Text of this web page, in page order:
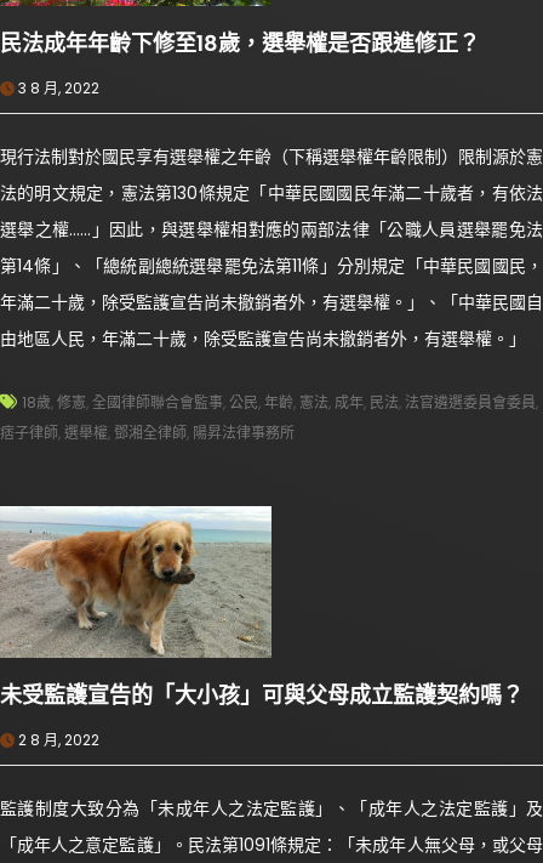
民法成年年齡下修至18歲，選舉權是否跟進修正？
3 8 月, 2022
現行法制對於國民享有選舉權之年齡（下稱選舉權年齡限制）限制源於憲
法的明文規定，憲法第130條規定「中華民國國民年滿二十歲者，有依法
選舉之權……」因此，與選舉權相對應的兩部法律「公職人員選舉罷免法
第14條」、「總統副總統選舉罷免法第11條」分別規定「中華民國國民，
年滿二十歲，除受監護宣告尚未撤銷者外，有選舉權。」、「中華民國自
由地區人民，年滿二十歲，除受監護宣告尚未撤銷者外，有選舉權。」
18歲,修憲, 全國律師聯合會監事, 公民,年齡, 憲法, 成年, 民法, 法官遴選委員會委員 ,
痞子律師,選舉權, 鄧湘全律師, 陽昇法律事務所
未受監護宣告的「大小孩」可與父母成立監護契約嗎？
2 8 月, 2022
監護制度大致分為「未成年人之法定監護」、「成年人之法定監護」及
「成年人之意定監護」。民法第1091條規定：「未成年人無父母，或父母